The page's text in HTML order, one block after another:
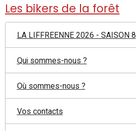
Les bikers de la forêt
LA LIFFREENNE 2026 - SAISON 8
Qui sommes-nous ?
Où sommes-nous ?
Vos contacts